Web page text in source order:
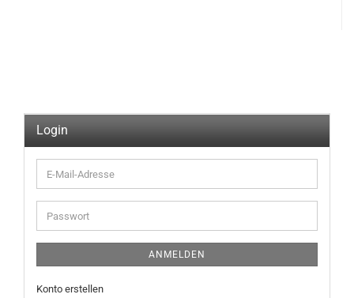
Login
E-
Mail-
Adresse
Passwort
ANMELDEN
Konto erstellen